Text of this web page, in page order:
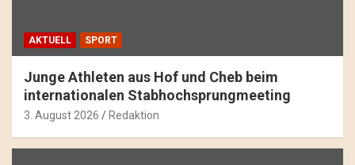
AKTUELL SPORT
Junge Athleten aus Hof und Cheb beim
internationalen Stabhochsprungmeeting
3. August 2026 Redaktion